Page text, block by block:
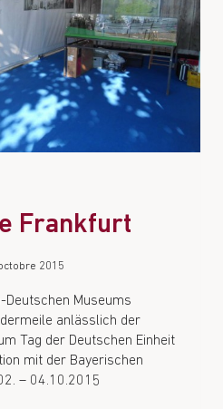
Frankfurt
2015
Deutschen Museums
anlässlich der
Tag der Deutschen Einheit
mit der Bayerischen
– 04.10.2015